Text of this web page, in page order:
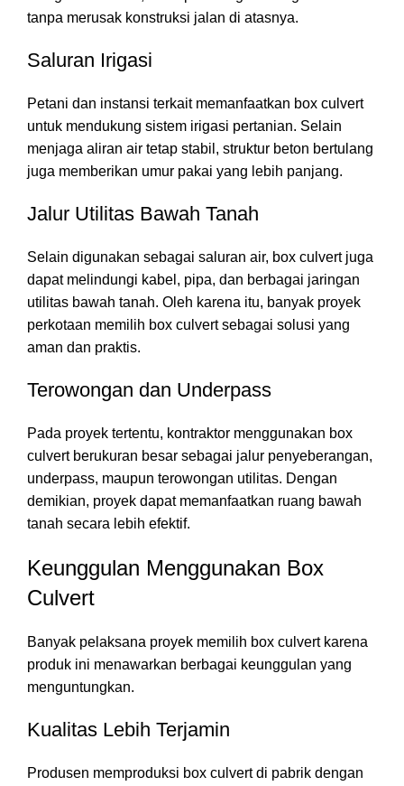
tanpa merusak konstruksi jalan di atasnya.
Saluran Irigasi
Petani dan instansi terkait memanfaatkan box culvert
untuk mendukung sistem irigasi pertanian. Selain
menjaga aliran air tetap stabil, struktur beton bertulang
juga memberikan umur pakai yang lebih panjang.
Jalur Utilitas Bawah Tanah
Selain digunakan sebagai saluran air, box culvert juga
dapat melindungi kabel, pipa, dan berbagai jaringan
utilitas bawah tanah. Oleh karena itu, banyak proyek
perkotaan memilih box culvert sebagai solusi yang
aman dan praktis.
Terowongan dan Underpass
Pada proyek tertentu, kontraktor menggunakan box
culvert berukuran besar sebagai jalur penyeberangan,
underpass, maupun terowongan utilitas. Dengan
demikian, proyek dapat memanfaatkan ruang bawah
tanah secara lebih efektif.
Keunggulan Menggunakan Box
Culvert
Banyak pelaksana proyek memilih box culvert karena
produk ini menawarkan berbagai keunggulan yang
menguntungkan.
Kualitas Lebih Terjamin
Produsen memproduksi box culvert di pabrik dengan